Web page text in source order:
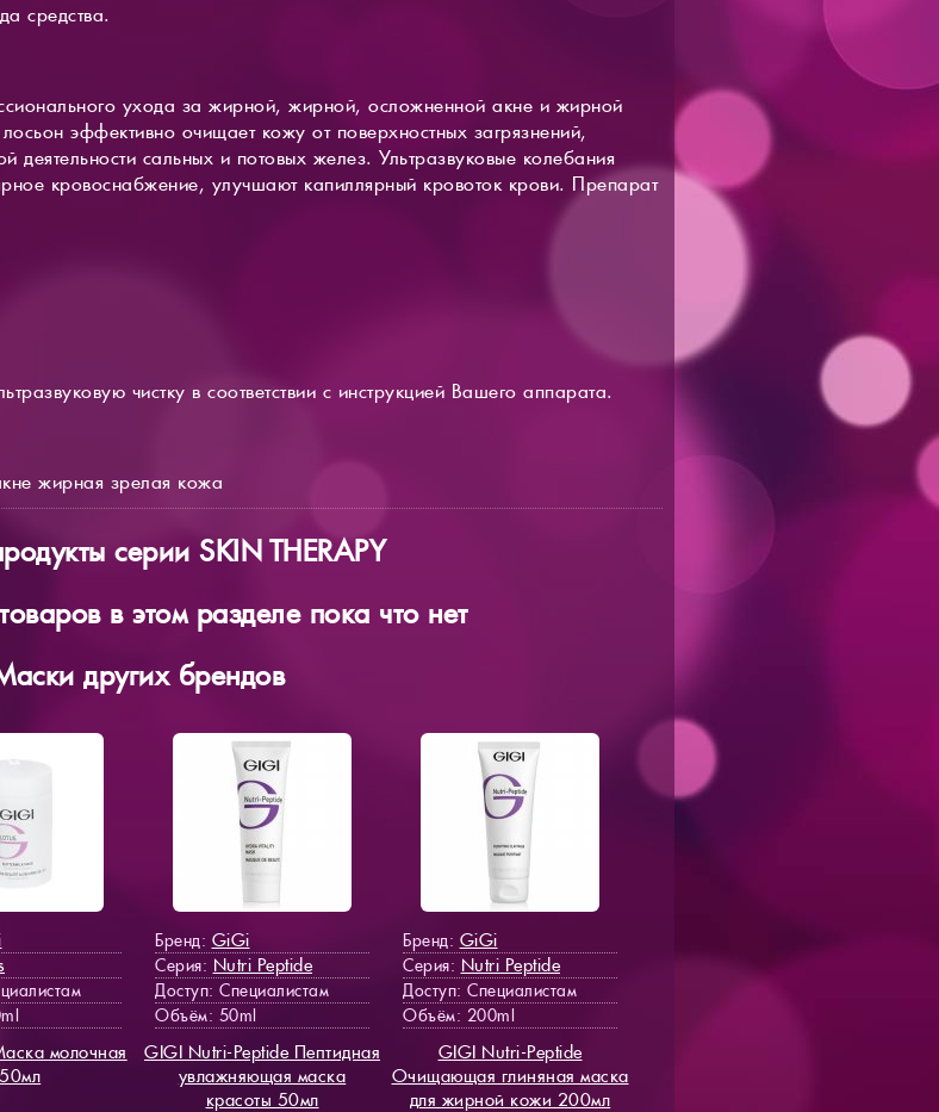
средства.
ухода за жирной, жирной, осложненной акне и жирной
эффективно очищает кожу от поверхностных загрязнений,
деятельности сальных и потовых желез. Ультразвуковые колебания
кровоснабжение, улучшают капиллярный кровоток крови. Препарат
чистку в соответствии с инструкцией Вашего аппарата.
жирная зрелая кожа
серии SKIN THERAPY
в этом разделе пока что нет
других брендов
молочная
Бренд: GiGi
Серия: Nutri Peptide
Доступ: Специалистам
Объём: 50ml
GIGI Nutri-Peptide Пептидная
увлажняющая маска
красоты 50мл
Бренд: GiGi
Серия: Nutri Peptide
Доступ: Специалистам
Объём: 200ml
GIGI Nutri-Peptide
Очищающая глиняная маска
для жирной кожи 200мл